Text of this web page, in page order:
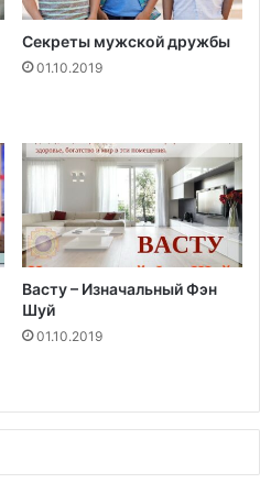
Секреты мужской дружбы
01.10.2019
Васту – Изначальный Фэн
Шуй
01.10.2019